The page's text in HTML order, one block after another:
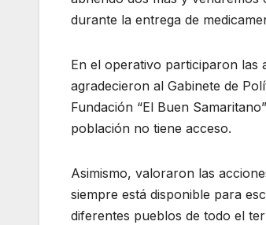
durante la entrega de
En el operativo participaron las
agradecieron al Gabinete de
Fundación “El Buen
población no tiene acceso.
Asimismo, valoraron las
siempre está disponible para
diferentes pueblos de todo el